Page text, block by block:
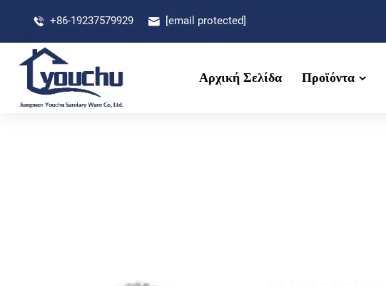
+86-19237579929 [email protected]
Αρχική Σελίδα Προϊόντα